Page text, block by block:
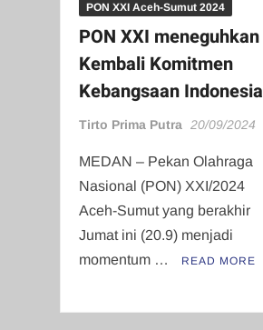
PON XXI Aceh-Sumut 2024
PON XXI meneguhkan
Kembali Komitmen
Kebangsaan Indonesia
Tirto Prima Putra 20/09/2024
MEDAN – Pekan Olahraga
Nasional (PON) XXI/2024
Aceh-Sumut yang berakhir
Jumat ini (20.9) menjadi
momentum …
READ MORE